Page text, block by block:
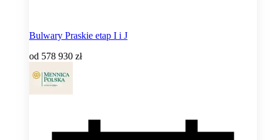
Bulwary Praskie etap I i J
od 578 930 zł